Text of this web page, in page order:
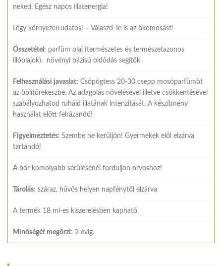
neked. Egész napos illatenergia!
Légy környezettudatos! – Válaszd Te is az ökomosást!
Összetétel: parfüm olaj (természetes és természetazonos
illóolajok), növényi bázisú oldódás segítők
Felhasználási javaslat: Csöpögtess 20-30 csepp mosóparfümöt
az öblítőrekeszbe. Az adagolás növelésével illetve csökkentésével
szabályozhatod ruháid illatának intenzitását. A készítmény
használat előtt felrázandó!
Figyelmeztetés: Szembe ne kerüljön! Gyermekek elől elzárva
tartandó!
A bőr komolyabb sérülésénél forduljon orvoshoz!
Tárolás: száraz, hűvös helyen napfénytől elzárva
A termék 18 ml-es kiszerelésben kapható.
Minőségét megőrzi: 2 évig.